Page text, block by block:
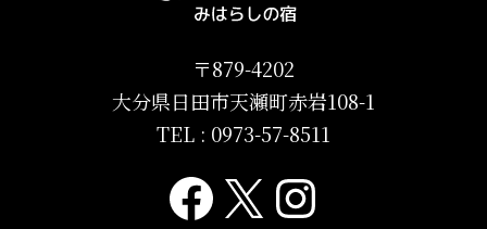
〒879-4202
大分県日田市天瀬町赤岩108-1
TEL : 0973-57-8511
Facebook
X